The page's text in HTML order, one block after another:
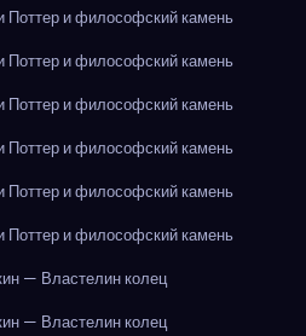
Поттер и философский камень
Поттер и философский камень
Поттер и философский камень
Поттер и философский камень
Поттер и философский камень
Поттер и философский камень
— Властелин колец
— Властелин колец